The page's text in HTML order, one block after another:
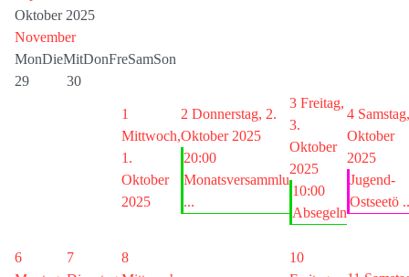
Oktober 2025
November
MonDieMitDonFreSamSon
29
30
1
Mittwoch,
1.
Oktober
2025
2 Donnerstag, 2.
Oktober 2025
20:00
Monatsversammlu
...
3 Freitag,
3.
Oktober
2025
10:00
Absegeln
4
Oktober
2025
Jugend-
Ostseetö
6
7
8
10